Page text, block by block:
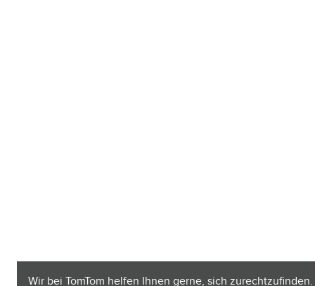
Wir bei TomTom helfen Ihnen gerne, sich